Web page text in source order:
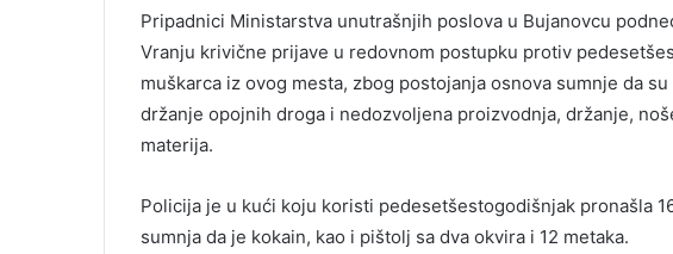
Pripadnici Ministarstva unutrašnjih poslova u Bujanovcu
Vranju krivične prijave u redovnom postupku protiv
muškarca iz ovog mesta, zbog postojanja osnova sumnje da
držanje opojnih droga i nedozvoljena proizvodnja, držanje,
materija.
Policija je u kući koju koristi pedesetšestogodišnjak pronašla
sumnja da je kokain, kao i pištolj sa dva okvira i 12 metaka.